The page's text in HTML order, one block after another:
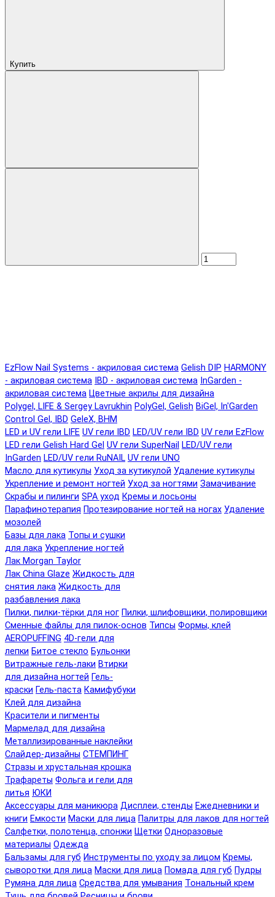
Купить
EzFlow Nail Systems - акриловая система Gelish DIP HARMONY
- акриловая система IBD - акриловая система InGarden -
акриловая система Цветные акрилы для дизайна
Polygel, LIFE & Sergey Lavrukhin PolyGel, Gelish BiGel, In'Garden
Control Gel, IBD GeleX, BHM
LED и UV гели LIFE UV гели IBD LED/UV гели IBD UV гели EzFlow
LED гели Gelish Hard Gel UV гели SuperNail LED/UV гели
InGarden LED/UV гели RuNAIL UV гели UNO
Масло для кутикулы Уход за кутикулой Удаление кутикулы
Укрепление и ремонт ногтей Уход за ногтями Замачивание
Скрабы и пилинги SPA уход Кремы и лосьоны
Парафинотерапия Протезирование ногтей на ногах Удаление
мозолей
Базы для лака Топы и сушки
для лака Укрепление ногтей
Лак Morgan Taylor
Лак China Glaze Жидкость для
снятия лака Жидкость для
разбавления лака
Пилки, пилки-тёрки для ног Пилки, шлифовщики, полировщики
Сменные файлы для пилок-основ Типсы Формы, клей
AEROPUFFING 4D-гели для
лепки Битое стекло Бульонки
Витражные гель-лаки Втирки
для дизайна ногтей Гель-
краски Гель-паста Камифубуки
Клей для дизайна
Красители и пигменты
Мармелад для дизайна
Металлизированные наклейки
Слайдер-дизайны СТЕМПИНГ
Стразы и хрустальная крошка
Трафареты Фольга и гели для
литья ЮКИ
Аксессуары для маникюра Дисплеи, стенды Ежедневники и
книги Емкости Маски для лица Палитры для лаков для ногтей
Салфетки, полотенца, спонжи Щетки Одноразовые
материалы Одежда
Бальзамы для губ Инструменты по уходу за лицом Кремы,
сыворотки для лица Маски для лица Помада для губ Пудры
Румяна для лица Средства для умывания Тональный крем